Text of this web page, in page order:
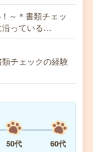
～＊書類チェッ
沿っている…
チェックの経験
50代
60代